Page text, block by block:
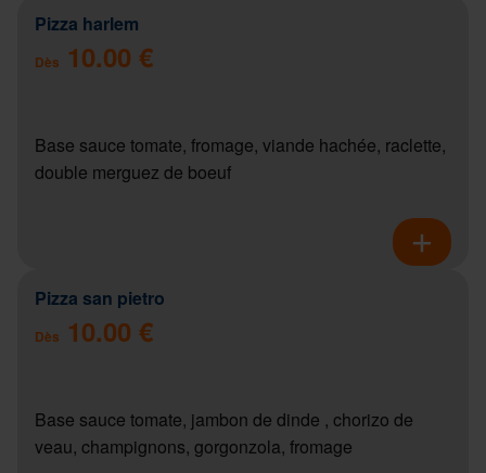
Pizza harlem
Dès 10.00 €
Base sauce tomate, fromage, viande hachée, raclette,
double merguez de boeuf
Pizza san pietro
Dès 10.00 €
Base sauce tomate, jambon de dinde , chorizo de
veau, champignons, gorgonzola, fromage